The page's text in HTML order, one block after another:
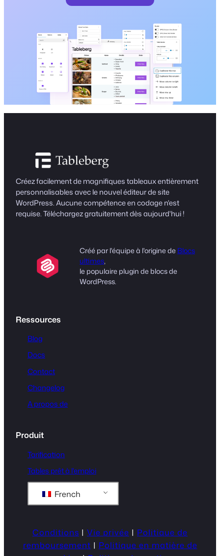
Créez facilement de magnifiques tableaux entièrement
personnalisables avec le nouvel éditeur de site
WordPress. Aucune compétence en codage n'est
requise. Téléchargez gratuitement dès aujourd'hui !
Créé par l'équipe à l'origine deBlocs
ultimes,
le populaire plugin de blocs de
WordPress.
Ressources
Blog
Docs
Contact
Changelog
A propos de
Produit
Tarification
Tables prêt à l'emploi
French
Conditions | Vie privée | Politique de
remboursement | Politique en matière de